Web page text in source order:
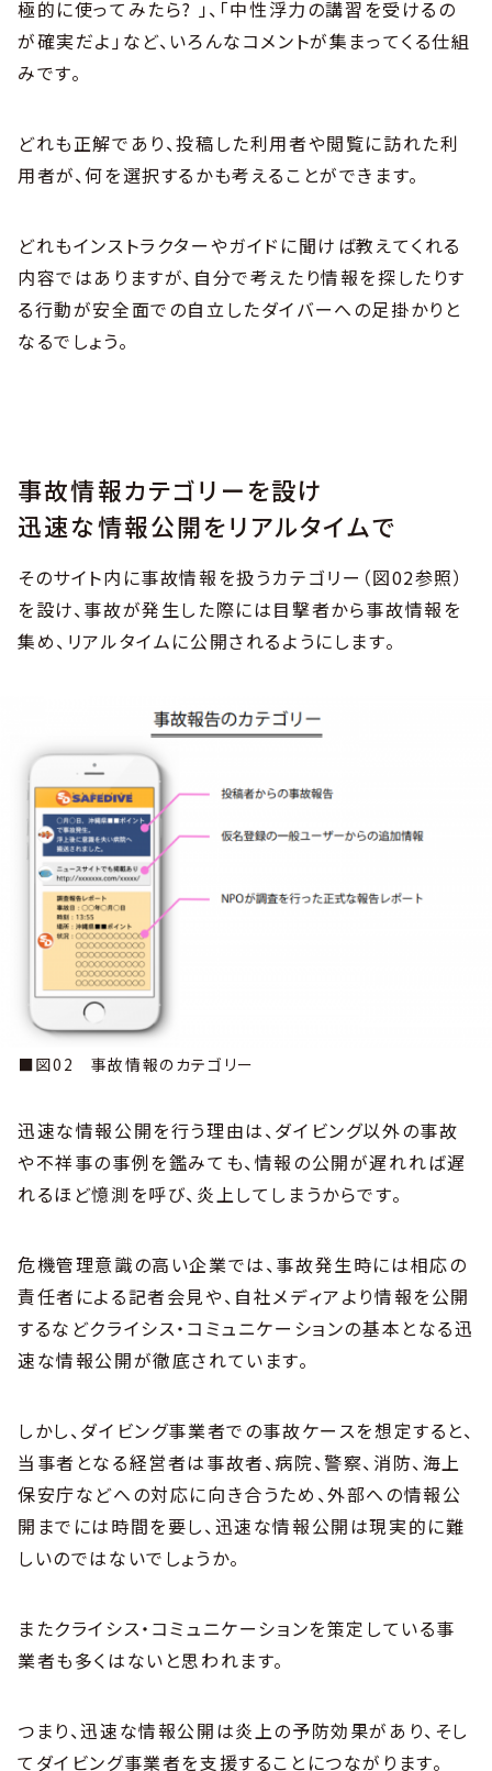
極的に使ってみたら? 」、「中性浮力の講習を受けるの
が確実だよ」など、いろんなコメントが集まってくる仕組
みです。
どれも正解であり、投稿した利用者や閲覧に訪れた利
用者が、何を選択するかも考えることができます。
どれもインストラクターやガイドに聞けば教えてくれる
内容ではありますが、自分で考えたり情報を探したりす
る行動が安全面での自立したダイバーへの足掛かりと
なるでしょう。
事故情報カテゴリーを設け
迅速な情報公開をリアルタイムで
そのサイト内に事故情報を扱うカテゴリー（図02参照）
を設け、事故が発生した際には目撃者から事故情報を
集め、リアルタイムに公開されるようにします。
■図02 事故情報のカテゴリー
迅速な情報公開を行う理由は、ダイビング以外の事故
や不祥事の事例を鑑みても、情報の公開が遅れれば遅
れるほど憶測を呼び、炎上してしまうからです。
危機管理意識の高い企業では、事故発生時には相応の
責任者による記者会見や、自社メディアより情報を公開
するなどクライシス・コミュニケーションの基本となる迅
速な情報公開が徹底されています。
しかし、ダイビング事業者での事故ケースを想定すると、
当事者となる経営者は事故者、病院、警察、消防、海上
保安庁などへの対応に向き合うため、外部への情報公
開までには時間を要し、迅速な情報公開は現実的に難
しいのではないでしょうか。
またクライシス・コミュニケーションを策定している事
業者も多くはないと思われます。
つまり、迅速な情報公開は炎上の予防効果があり、そし
てダイビング事業者を支援することにつながります。